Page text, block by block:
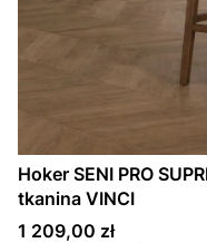
Hoker SENI PRO
tkanina VINCI
Cena
1 209,00 zł